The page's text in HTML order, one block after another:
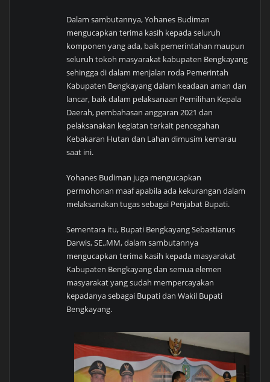
Dalam sambutannya, Yohanes Budiman
mengucapkan terima kasih kepada seluruh
komponen yang ada, baik pemerintahan maupun
seluruh tokoh masyarakat kabupaten Bengkayang
sehingga di dalam menjalan roda Pemerintah
Kabupaten Bengkayang dalam keadaan aman dan
lancar, baik dalam pelaksanaan Pemilihan Kepala
Daerah, pembahasan anggaran 2021 dan
pelaksanakan kegiatan terkait pencegahan
Kebakaran Hutan dan Lahan dimusim kemarau
saat ini.
Yohanes Budiman juga mengucapkan
permohonan maaf apabila ada kekurangan dalam
melaksanakan tugas sebagai Penjabat Bupati.
Sementara itu, Bupati Bengkayang Sebastianus
Darwis, SE.,MM, dalam sambutannya
mengucapkan terima kasih kepada masyarakat
Kabupaten Bengkayang dan semua elemen
masyarakat yang sudah mempercayakan
kepadanya sebagai Bupati dan Wakil Bupati
Bengkayang.